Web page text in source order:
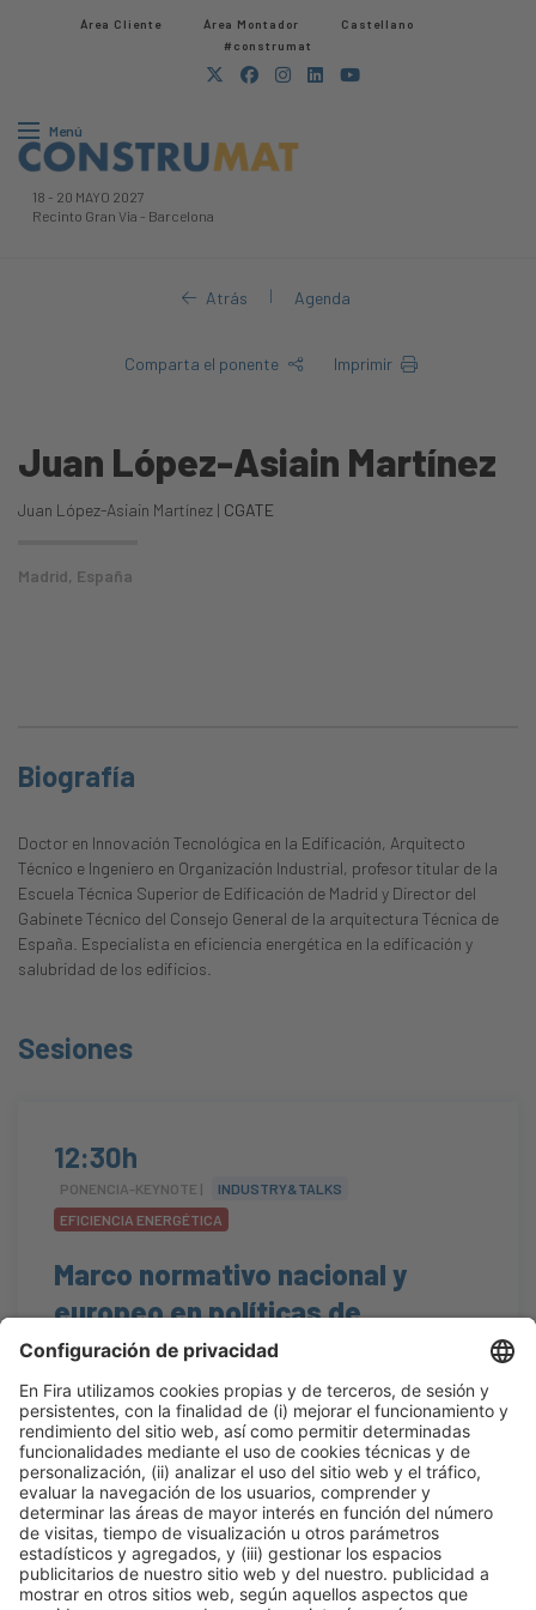
Área Cliente Área Montador
Castellano
#construmat
Menú
18 - 20 MAYO 2027
Recinto Gran Via - Barcelona
Atrás | Agenda
Comparta el ponente Imprimir
Juan López-Asiain Martínez
Juan López-Asiain Martínez | CGATE
Madrid, España
Biografía
Doctor en Innovación Tecnológica en la Edificación, Arquitecto
Técnico e Ingeniero en Organización Industrial, profesor titular de la
Escuela Técnica Superior de Edificación de Madrid y Director del
Gabinete Técnico del Consejo General de la arquitectura Técnica de
España. Especialista en eficiencia energética en la edificación y
salubridad de los edificios.
Sesiones
12:30h
PONENCIA-KEYNOTE |
INDUSTRY&TALKS
EFICIENCIA ENERGÉTICA
Marco normativo nacional y
europeo en políticas de
Rehabilitación Energética
#guía,#Normativa,#rehabilitaciónenergética
Mar 20 12:30h - 12:50h
Construmat Experience
Abierto
Leer más